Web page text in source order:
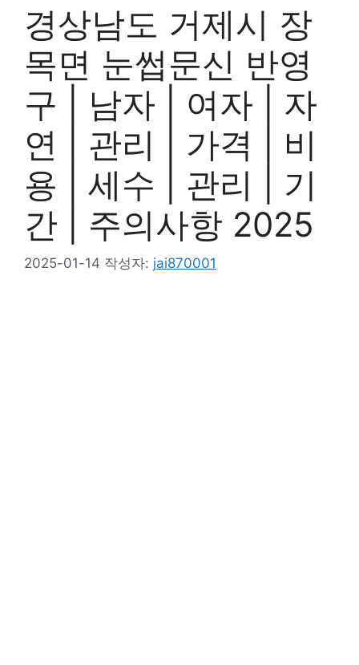
경상남도 거제시 장
목면 눈썹문신 반영
구 | 남자 | 여자 | 자
연 | 관리 | 가격 | 비
용 | 세수 | 관리 | 기
간 | 주의사항 2025
2025-01-14 작성자: jai870001